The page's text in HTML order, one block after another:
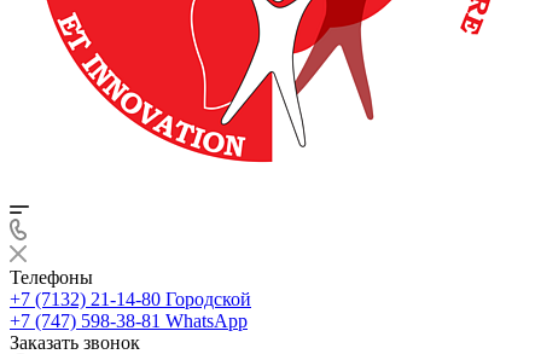
Телефоны
+7 (7132) 21-14-80 Городской
+7 (747) 598-38-81 WhatsApp
Заказать звонок